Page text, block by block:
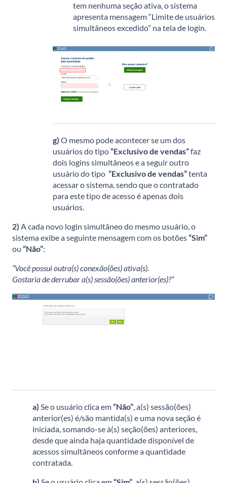
tem nenhuma seção ativa, o sistema
apresenta mensagem “Limite de usuários
simultâneos excedido” na tela de login.
g) O mesmo pode acontecer se um dos
usuários do tipo“Exclusivo de vendas”faz
dois logins simultâneos e a seguir outro
usuário do tipo “Exclusivo de vendas”tenta
acessar o sistema, sendo que o contratado
para este tipo de acesso é apenas dois
usuários.
2) A cada novo login simultâneo do mesmo usuário, o
sistema exibe a seguinte mensagem com os botões“Sim”
ou “Não”:
“Você possui outra(s) conexão(ões) ativa(s).
Gostaria de derrubar a(s) sessão(ões) anterior(es)?”
a) Se o usuário clica em“Não” , a(s) sessão(ões)
anterior(es) é/são mantida(s) e uma nova seção é
iniciada, somando-se à(s) seção(ões) anteriores,
desde que ainda haja quantidade disponível de
acessos simultâneos conforme a quantidade
contratada.